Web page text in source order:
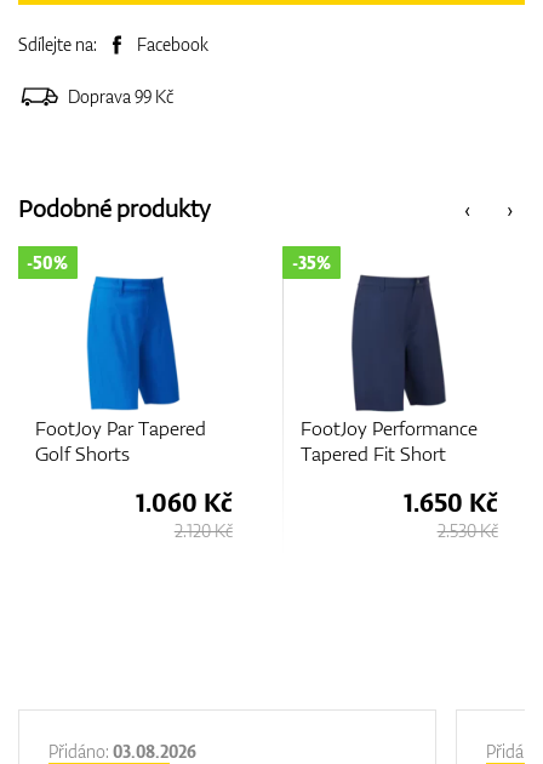
Sdílejte na: Facebook
Doprava 99 Kč
‹
Podobné produkty ›
Tapered
FootJoy Performance
Tapered Fit Short
FootJoy
Přidáno: 03.08.2026